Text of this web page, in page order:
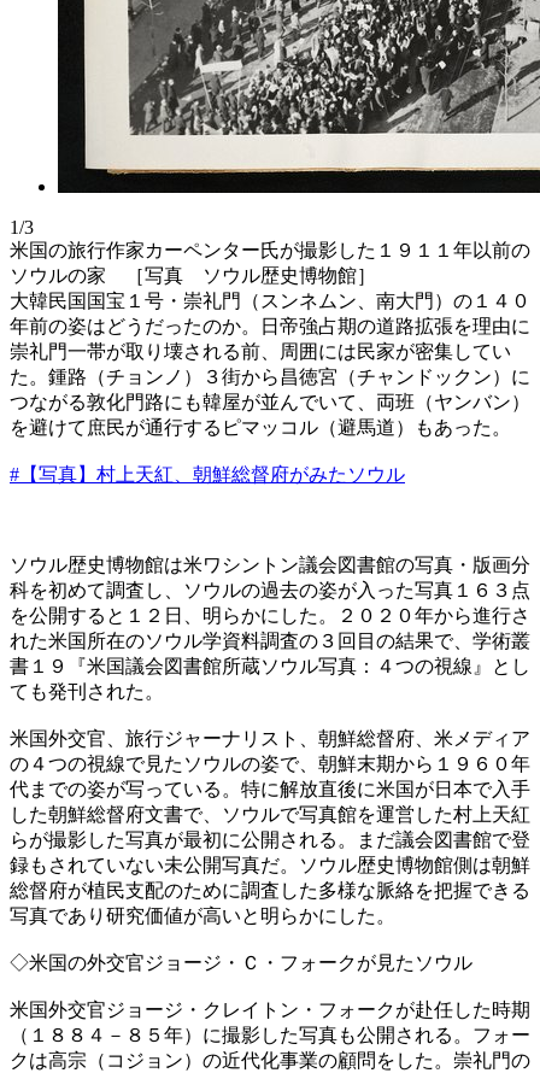
1/3
米国の旅行作家カーペンター氏が撮影した１９１１年以前の
ソウルの家 ［写真 ソウル歴史博物館］
大韓民国国宝１号・崇礼門（スンネムン、南大門）の１４０
年前の姿はどうだったのか。日帝強占期の道路拡張を理由に
崇礼門一帯が取り壊される前、周囲には民家が密集してい
た。鍾路（チョンノ）３街から昌徳宮（チャンドックン）に
つながる敦化門路にも韓屋が並んでいて、両班（ヤンバン）
を避けて庶民が通行するピマッコル（避馬道）もあった。
#【写真】村上天紅、朝鮮総督府がみたソウル
ソウル歴史博物館は米ワシントン議会図書館の写真・版画分
科を初めて調査し、ソウルの過去の姿が入った写真１６３点
を公開すると１２日、明らかにした。２０２０年から進行さ
れた米国所在のソウル学資料調査の３回目の結果で、学術叢
書１９『米国議会図書館所蔵ソウル写真：４つの視線』とし
ても発刊された。
米国外交官、旅行ジャーナリスト、朝鮮総督府、米メディア
の４つの視線で見たソウルの姿で、朝鮮末期から１９６０年
代までの姿が写っている。特に解放直後に米国が日本で入手
した朝鮮総督府文書で、ソウルで写真館を運営した村上天紅
らが撮影した写真が最初に公開される。まだ議会図書館で登
録もされていない未公開写真だ。ソウル歴史博物館側は朝鮮
総督府が植民支配のために調査した多様な脈絡を把握できる
写真であり研究価値が高いと明らかにした。
◇米国の外交官ジョージ・Ｃ・フォークが見たソウル
米国外交官ジョージ・クレイトン・フォークが赴任した時期
（１８８４－８５年）に撮影した写真も公開される。フォー
クは高宗（コジョン）の近代化事業の顧問をした。崇礼門の